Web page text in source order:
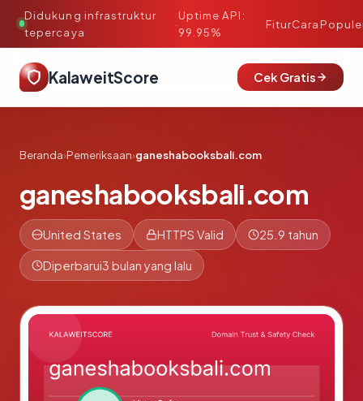
Didukung infrastruktur
tepercaya
·
Uptime API:
99.95%
FiturCara
KalaweitScore Cek Gratis
Beranda›Pemeriksaan›ganeshabooksbali.com
ganeshabooksbali.com
United States HTTPS Valid 25.9 tahun
Diperbarui3 bulan yang lalu